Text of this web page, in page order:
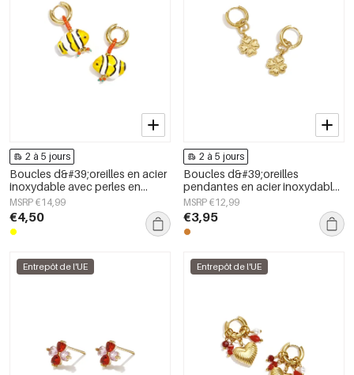
2 à 5 jours
Boucles d&#39;oreilles en acier
inoxydable avec perles en
forme de poisson, collection
simple et mignonne pour tous
les jours, bijoux pour femmes
MSRP €14,99
€4,50
2 à 5 jours
Boucles d&#39;oreilles
pendantes en acier inoxydable,
motif trèfle, collection Daily
Simple, bijoux pour femmes
MSRP €12,99
€3,95
Entrepôt de l'UE Entrepôt de l'UE